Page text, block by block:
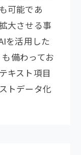
可能であ
大させる事
を活用した
備わってお
キスト項目
トデータ化